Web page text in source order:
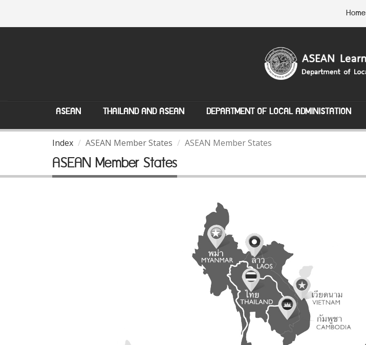
Home
ASEAN THAILAND AND ASEAN DEPARTMENT OF LOCAL ADMINISTATION
Index ASEAN Member States ASEAN Member States
ASEAN Member States